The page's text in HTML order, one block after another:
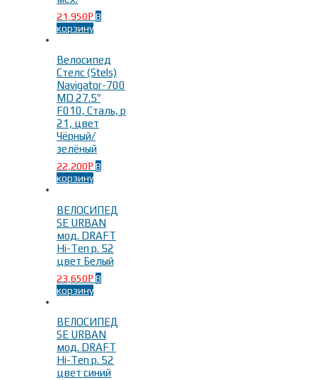
21,950Р В
корзину
Велосипед
Стелс (Stels)
Navigator-700
MD 27.5″
F010, Сталь, р
21, цвет
Чёрный/
зелёный
22,200Р В
корзину
ВЕЛОСИПЕД
SE URBAN
мод. DRAFT
Hi-Ten р. 52
цвет Белый
23,650Р В
корзину
ВЕЛОСИПЕД
SE URBAN
мод. DRAFT
Hi-Ten р. 52
цвет синий